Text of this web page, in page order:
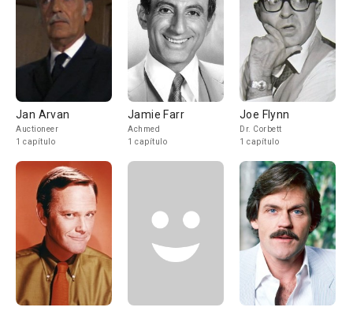
Jan Arvan
Auctioneer
1 capítulo
Jamie Farr
Achmed
1 capítulo
Joe Flynn
Dr. Corbett
1 capítulo